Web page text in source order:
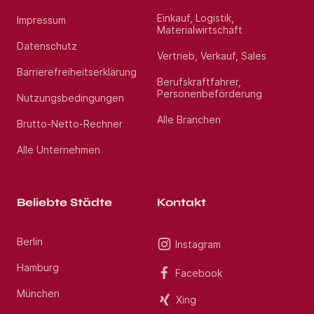
Standort: Stördorf
Impressum
Datenschutz
Barrierefreiheitserklärung
Nutzungsbedingungen
Brutto-Netto-Rechner
Alle Unternehmen
Einkauf, Logistik,
Materialwirtschaft
Vertrieb, Verkauf, Sales
Berufskraftfahrer,
Personenbeförderung
Alle Branchen
Beliebte Städte
Berlin
Hamburg
München
Kontakt
Instagram
Facebook
Xing